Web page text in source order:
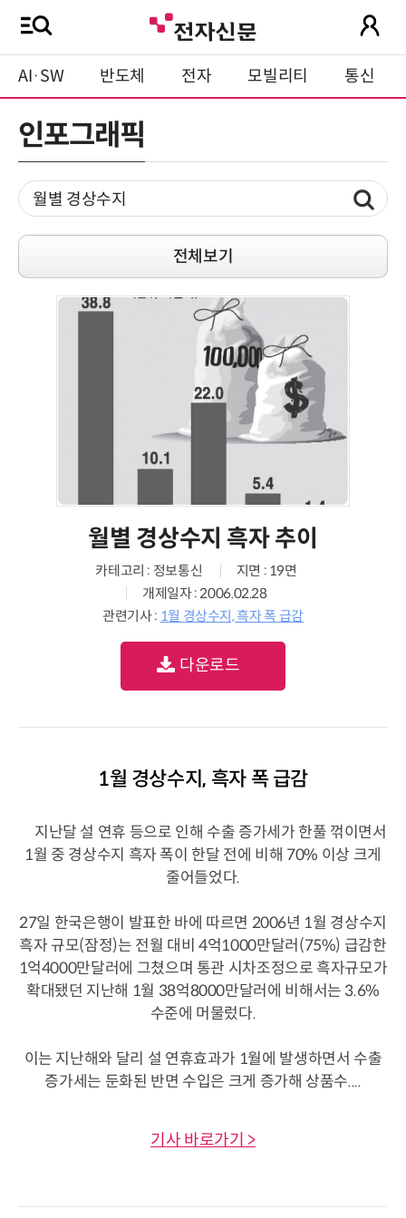
AI·SW 반도체 전자 모빌리티 통신
인포그래픽
전체보기
월별 경상수지 흑자 추이
카테고리 : 정보통신
지면 : 19면
개제일자 : 2006.02.28
관련기사 : 1월 경상수지, 흑자 폭 급감
다운로드
1월 경상수지, 흑자 폭 급감
지난달 설 연휴 등으로 인해 수출 증가세가 한풀 꺾이면서
1월 중 경상수지 흑자 폭이 한달 전에 비해 70% 이상 크게
줄어들었다.
27일 한국은행이 발표한 바에 따르면 2006년 1월 경상수지
흑자 규모(잠정)는 전월 대비 4억1000만달러(75%) 급감한
1억4000만달러에 그쳤으며 통관 시차조정으로 흑자규모가
확대됐던 지난해 1월 38억8000만달러에 비해서는 3.6%
수준에 머물렀다.
이는 지난해와 달리 설 연휴효과가 1월에 발생하면서 수출
증가세는 둔화된 반면 수입은 크게 증가해 상품수....
기사 바로가기 >